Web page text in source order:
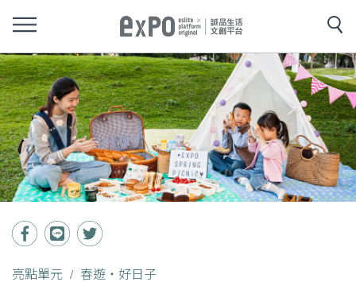
亮點單元 春遊‧好日子